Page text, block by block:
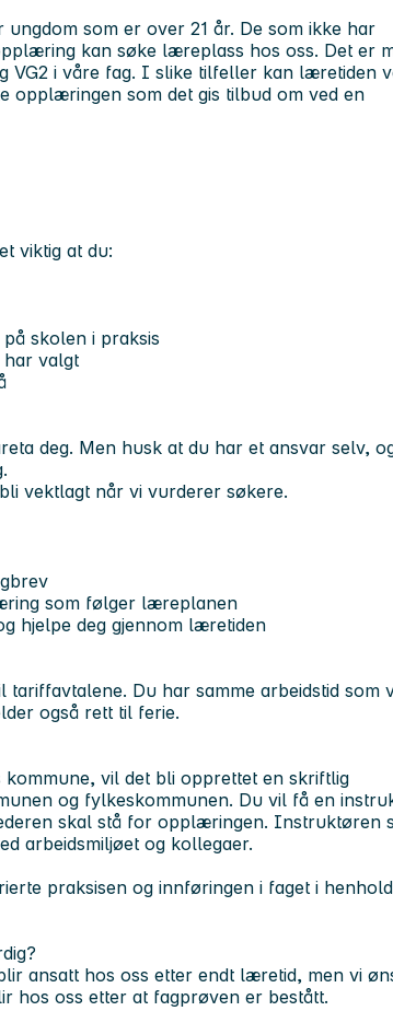
som er over 21 år. De som ikke har
kan søke læreplass hos oss. Det er
VG2 i våre fag. I slike tilfeller kan læretiden
opplæringen som det gis tilbud om ved en
viktig at du:
skolen i praksis
valgt
deg. Men husk at du har et ansvar selv,
vektlagt når vi vurderer søkere.
som følger læreplanen
hjelpe deg gjennom læretiden
Du har samme arbeidstid som
også rett til ferie.
vil det bli opprettet en skriftlig
og fylkeskommunen. Du vil få en
skal stå for opplæringen. Instruktøren
arbeidsmiljøet og kollegaer.
praksisen og innføringen i faget i
ansatt hos oss etter endt læretid, men vi
hos oss etter at fagprøven er bestått.